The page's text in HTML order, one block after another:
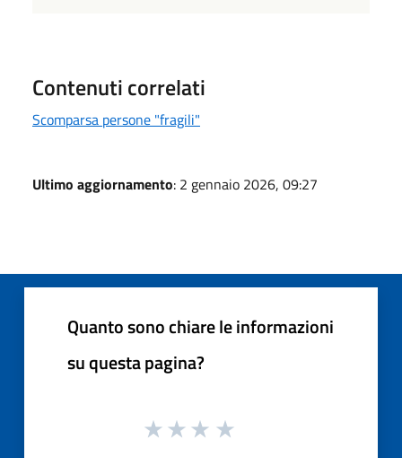
Contenuti correlati
Scomparsa persone "fragili"
Ultimo aggiornamento: 2 gennaio 2026, 09:27
Quanto sono chiare le informazioni
su questa pagina?